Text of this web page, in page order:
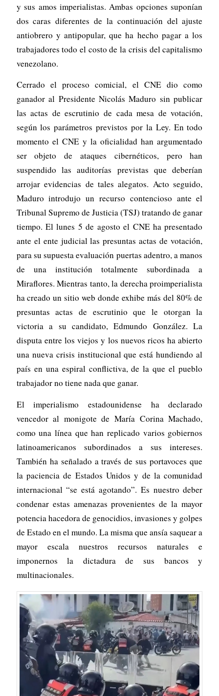
y sus amos imperialistas. Ambas opciones suponían
dos caras diferentes de la continuación del ajuste
antiobrero y antipopular, que ha hecho pagar a los
trabajadores todo el costo de la crisis del capitalismo
venezolano.
Cerrado el proceso comicial, el CNE dio como
ganador al Presidente Nicolás Maduro sin publicar
las actas de escrutinio de cada mesa de votación,
según los parámetros previstos por la Ley. En todo
momento el CNE y la oficialidad han argumentado
ser objeto de ataques cibernéticos, pero han
suspendido las auditorías previstas que deberían
arrojar evidencias de tales alegatos. Acto seguido,
Maduro introdujo un recurso contencioso ante el
Tribunal Supremo de Justicia (TSJ) tratando de ganar
tiempo. El lunes 5 de agosto el CNE ha presentado
ante el ente judicial las presuntas actas de votación,
para su supuesta evaluación puertas adentro, a manos
de una institución totalmente subordinada a
Miraflores. Mientras tanto, la derecha proimperialista
ha creado un sitio web donde exhibe más del 80% de
presuntas actas de escrutinio que le otorgan la
victoria a su candidato, Edmundo González. La
disputa entre los viejos y los nuevos ricos ha abierto
una nueva crisis institucional que está hundiendo al
país en una espiral conflictiva, de la que el pueblo
trabajador no tiene nada que ganar.
El imperialismo estadounidense ha declarado
vencedor al monigote de María Corina Machado,
como una línea que han replicado varios gobiernos
latinoamericanos subordinados a sus intereses.
También ha señalado a través de sus portavoces que
la paciencia de Estados Unidos y de la comunidad
internacional “se está agotando”. Es nuestro deber
condenar estas amenazas provenientes de la mayor
potencia hacedora de genocidios, invasiones y golpes
de Estado en el mundo. La misma que ansía saquear a
mayor escala nuestros recursos naturales e
imponernos la dictadura de sus bancos y
multinacionales.